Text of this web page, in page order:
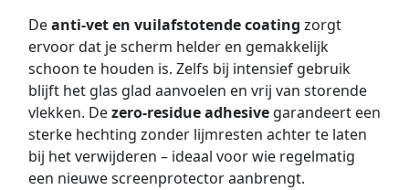
Deanti-vet en vuilafstotende coating zorgt
ervoor dat je scherm helder en gemakkelijk
schoon te houden is. Zelfs bij intensief gebruik
blijft het glas glad aanvoelen en vrij van storende
vlekken. Dezero-residue adhesivegarandeert een
sterke hechting zonder lijmresten achter te laten
bij het verwijderen – ideaal voor wie regelmatig
een nieuwe screenprotector aanbrengt.